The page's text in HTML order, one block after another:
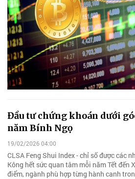
Đầu tư chứng khoán dưới
năm Bính Ngọ
19/02/2026 04:00
CLSA Feng Shui Index - chỉ số được các
Kông hết sức quan tâm mỗi năm Tết đến
điểm, ngành phù hợp từng hành canh